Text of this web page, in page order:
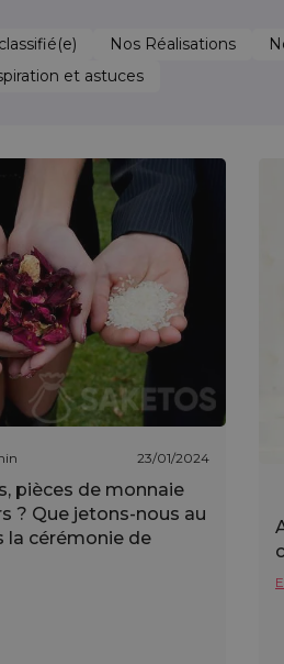
Nos Réalisations
et astuces
23/01/2024
pièces de monnaie
? Que jetons-nous au
la cérémonie de